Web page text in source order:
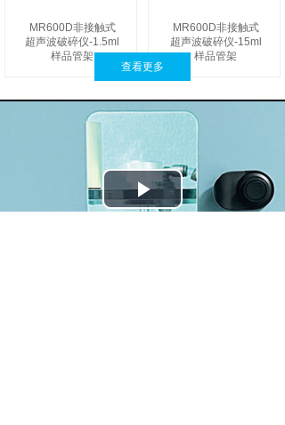
MR600D非接触式
超声波破碎仪-1.5ml
样品管架
MR600D非接触式
超声波破碎仪-15ml
样品管架
查看更多